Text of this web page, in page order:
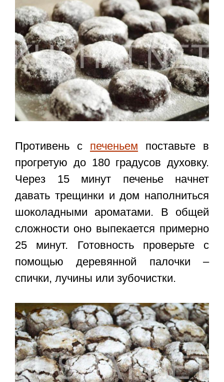
Противень с печеньем поставьте в
прогретую до 180 градусов духовку.
Через 15 минут печенье начнет
давать трещинки и дом наполниться
шоколадными ароматами. В общей
сложности оно выпекается примерно
25 минут. Готовность проверьте с
помощью деревянной палочки –
спички, лучины или зубочистки.